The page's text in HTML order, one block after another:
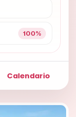
100%
Calendario